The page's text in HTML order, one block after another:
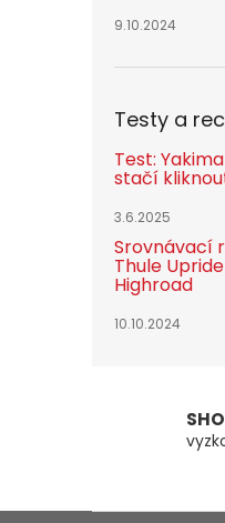
9.10.2024
Testy a
Test:
stačí
3.6.2025
Srovnávací
Thule
Highroad
10.10.2024